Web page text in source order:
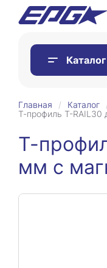
Каталог
Главная Каталог
Т-профиль T-RAIL30
Т-
мм с